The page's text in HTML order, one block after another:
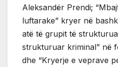
Aleksandër Prendi;
luftarake” kryer në
atë të grupit të
strukturuar kriminal” në
dhe “Kryerje e veprave